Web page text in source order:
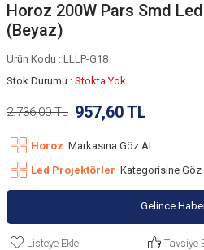
Horoz 200W Pars Smd
(Beyaz)
Ürün Kodu : LLLP-G18
Stok Durumu : Stokta Yok
2.736,00TL 957,60TL
Horoz Markasına Göz At
Led Projektörler Kategorisine Göz
Gelince
Listeye Ekle Tavsiye